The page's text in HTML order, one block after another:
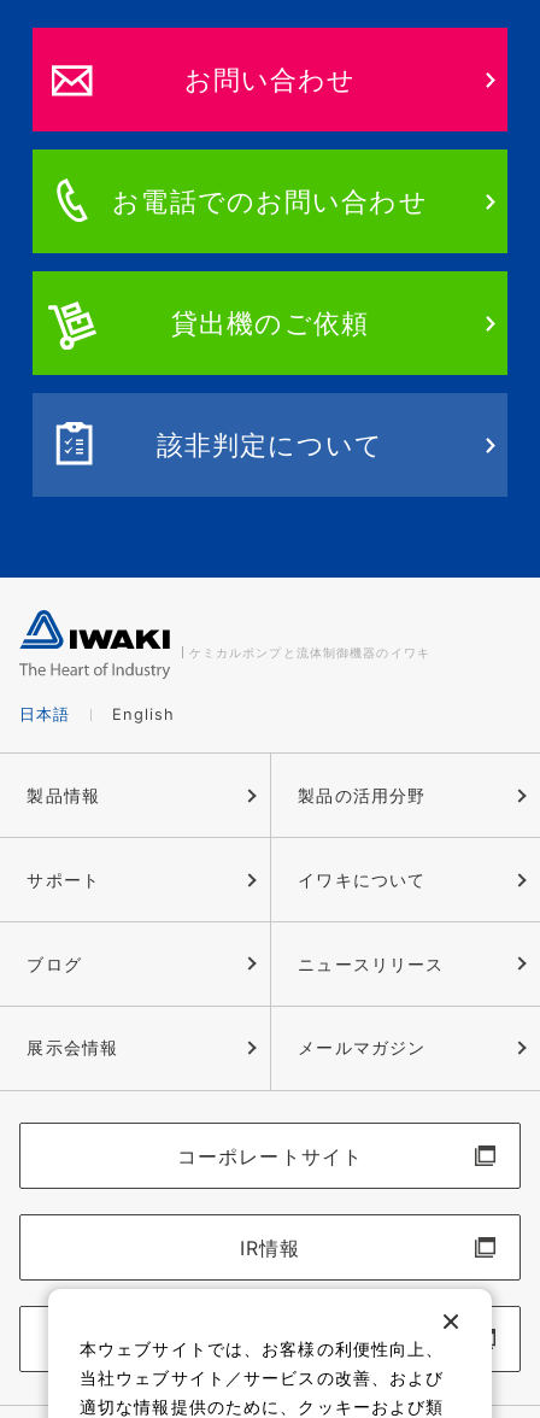
お問い合わせ
お電話でのお問い合わせ
貸出機のご依頼
該非判定について
ケミカルポンプと流体制御機器のイワキ
日本語 English
製品情報 製品の活用分野
サポート イワキについて
ブログ ニュースリリース
展示会情報 メールマガジン
コーポレートサイト
IR情報
採用情報
本ウェブサイトでは、お客様の利便性向上、
当社ウェブサイト／サービスの改善、および
適切な情報提供のために、クッキーおよび類